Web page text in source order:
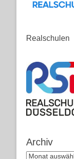
Realschulen
Archiv
Archiv